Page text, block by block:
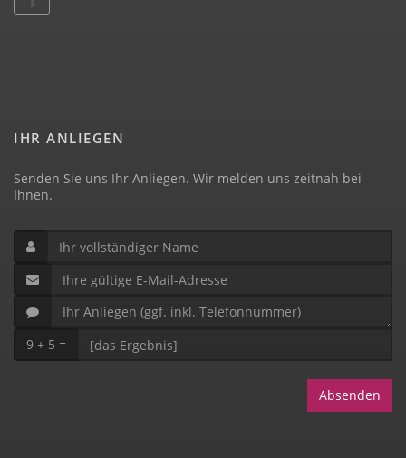
IHR ANLIEGEN
Senden Sie uns Ihr Anliegen. Wir melden uns zeitnah bei
Ihnen.
9 + 5 =
Absenden